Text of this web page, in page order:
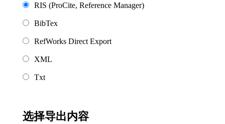
RIS (ProCite, Reference Manager)
BibTex
RefWorks Direct Export
XML
Txt
选择导出内容